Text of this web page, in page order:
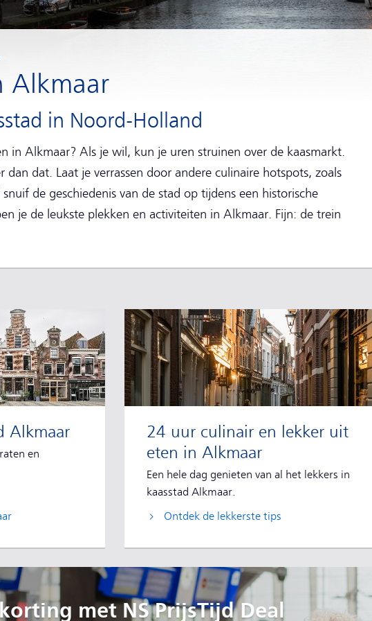
Alkmaar
in Noord-Holland
in Alkmaar? Als je wil, kun je uren struinen over de kaasmarkt.
dan dat. Laat je verrassen door andere culinaire hotspots, zoals
de geschiedenis van de stad op tijdens een historische
je de leukste plekken en activiteiten in Alkmaar. Fijn: de trein
Alkmaar
en
24 uur culinair en lekker uit
eten in Alkmaar
Een hele dag genieten van al het lekkers in
kaasstad Alkmaar.
Ontdek de lekkerste tips
met NS PrijsTijd Deal